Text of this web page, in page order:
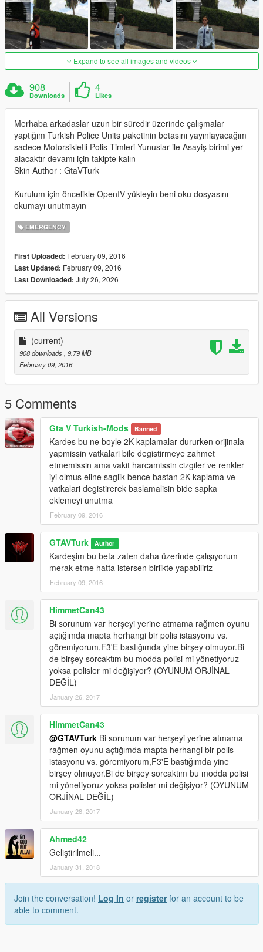
Expand to see all images and videos
908
Downloads
4
Likes
Merhaba arkadaslar uzun bir süredir üzerinde çalışmalar
yaptığım Turkish Police Units paketinin betasını yayınlayacağım
sadece Motorsikletli Polis Timleri Yunuslar ile Asayiş birimi yer
alacaktır devamı için takipte kalın
Skin Author : GtaVTurk
Kurulum için öncelikle OpenIV yükleyin beni oku dosyasını
okumayı unutmayın
EMERGENCY
First Uploaded: February 09, 2016
Last Updated: February 09, 2016
Last Downloaded: July 26, 2026
All Versions
(current)
908 downloads, 9.79 MB
February 09, 2016
5 Comments
Gta V Turkish-Mods Banned
Kardes bu ne boyle 2K kaplamalar dururken orijinala
yapmissin vatkalari bile degistirmeye zahmet
etmemissin ama vakit harcamissin cizgiler ve renkler
iyi olmus eline saglik bence bastan 2K kaplama ve
vatkalari degistirerek baslamalisin bide sapka
eklemeyi unutma
February 09, 2016
GTAVTurk Author
Kardeşim bu beta zaten daha üzerinde çalışıyorum
merak etme hatta istersen birlikte yapabiliriz
February 09, 2016
HimmetCan43
Bi sorunum var herşeyi yerine atmama rağmen oyunu
açtığımda mapta herhangi bir polis istasyonu vs.
göremiyorum,F3'E bastığımda yine birşey olmuyor.Bi
de birşey sorcaktım bu modda polisi mi yönetiyoruz
yoksa polisler mi değişiyor? (OYUNUM ORJİNAL
DEĞİL)
January 26, 2017
HimmetCan43
@GTAVTurk Bi sorunum var herşeyi yerine atmama
rağmen oyunu açtığımda mapta herhangi bir polis
istasyonu vs. göremiyorum,F3'E bastığımda yine
birşey olmuyor.Bi de birşey sorcaktım bu modda polisi
mi yönetiyoruz yoksa polisler mi değişiyor? (OYUNUM
ORJİNAL DEĞİL)
January 28, 2017
Ahmed42
Geliştirilmeli...
January 31, 2018
Join the conversation! Log In or registerfor an account to be
able to comment.